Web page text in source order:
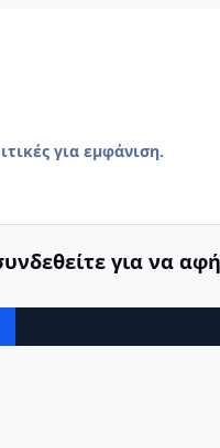
για εμφάνιση.
για να